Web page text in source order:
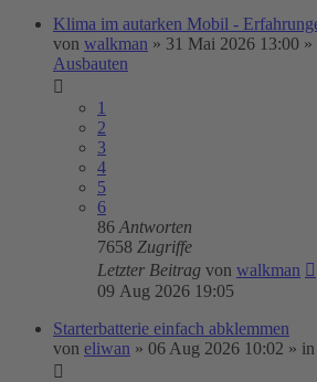
Klima im autarken Mobil -
von walkman » 31 Mai 2026 13:00 »
Ausbauten
1
2
3
4
5
6
86 Antworten
7658 Zugriffe
Letzter Beitrag von walkman
09 Aug 2026 19:05
Starterbatterie einfach abklemmen
von eliwan » 06 Aug 2026 10:02 » in